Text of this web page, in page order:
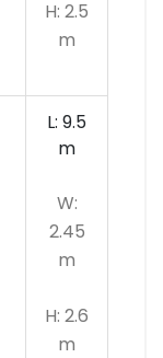
H: 2.5
m
L: 9.5
m
W:
2.45
m
H: 2.6
m